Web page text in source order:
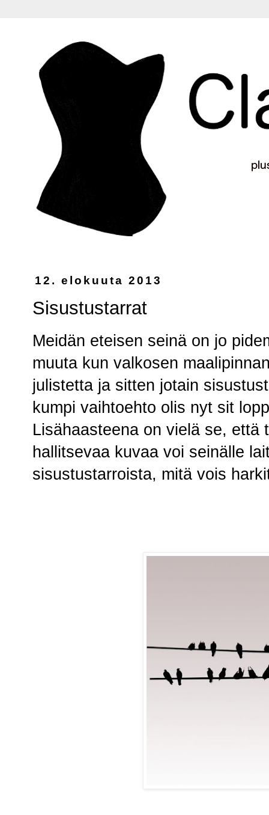
12. elokuuta 2013
Sisustustarrat
Meidän eteisen seinä on jo
muuta kun valkosen
julistetta ja sitten jotain
kumpi vaihtoehto olis nyt sit
Lisähaasteena on vielä se, että
hallitsevaa kuvaa voi seinälle
sisustustarroista, mitä vois